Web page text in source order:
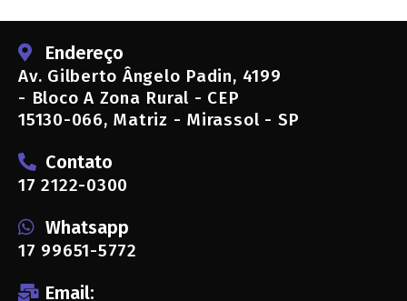
Endereço
Av. Gilberto Ângelo Padin, 4199
- Bloco A Zona Rural - CEP
15130-066, Matriz - Mirassol - SP
Contato
17 2122-0300
Whatsapp
17 99651-5772
Email: